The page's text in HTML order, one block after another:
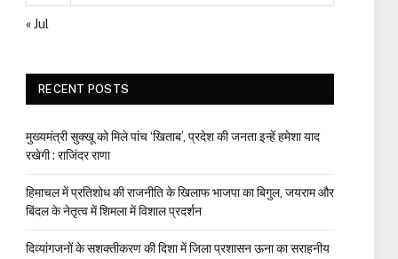
« Jul
RECENT POSTS
मुख्यमंत्री सुक्खू को मिले पांच ‘खिताब’, प्रदेश की जनता इन्हें हमेशा याद
रखेगी : राजिंदर राणा
हिमाचल में प्रतिशोध की राजनीति के खिलाफ भाजपा का बिगुल, जयराम और
बिंदल के नेतृत्व में शिमला में विशाल प्रदर्शन
दिव्यांगजनों के सशक्तीकरण की दिशा में जिला प्रशासन ऊना का सराहनीय